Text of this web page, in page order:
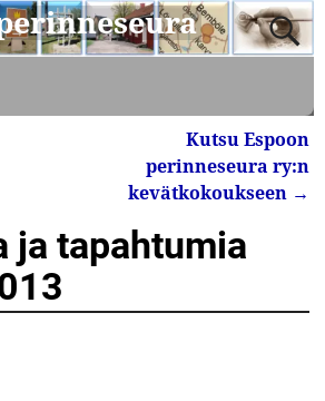
Kutsu Espoon
perinneseura ry:n
kevätkokoukseen →
ja tapahtumia